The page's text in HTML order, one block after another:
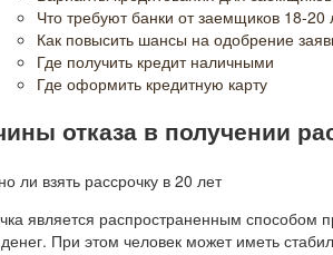
Что требуют банки от заемщиков 18-20
Как повысить шансы на одобрение
Где получить кредит наличными
Где оформить кредитную карту
отказа в получении
является распространенным способом
При этом человек может иметь